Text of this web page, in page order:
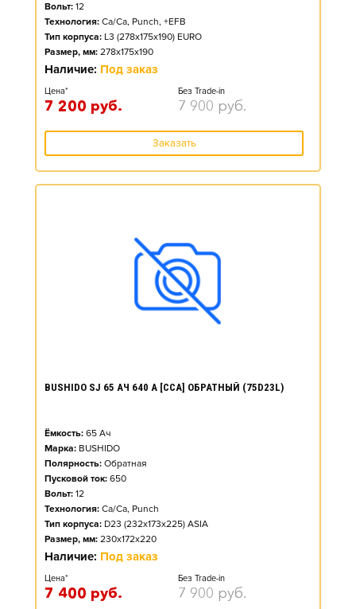
Вольт: 12
Технология: Ca/Ca, Punch, +EFB
Тип корпуса: L3 (278x175x190) EURO
Размер, мм: 278x175x190
Наличие: Под заказ
Цена*
7 200 руб.
Без Trade-in
7 900 руб.
Заказать
BUSHIDO SJ 65 АЧ 640 А [CCA] ОБРАТНЫЙ (75D23L)
Ёмкость: 65 Ач
Марка: BUSHIDO
Полярность: Обратная
Пусковой ток: 650
Вольт: 12
Технология: Ca/Ca, Punch
Тип корпуса: D23 (232x173x225) ASIA
Размер, мм: 230x172x220
Наличие: Под заказ
Цена*
7 400 руб.
Без Trade-in
7 900 руб.